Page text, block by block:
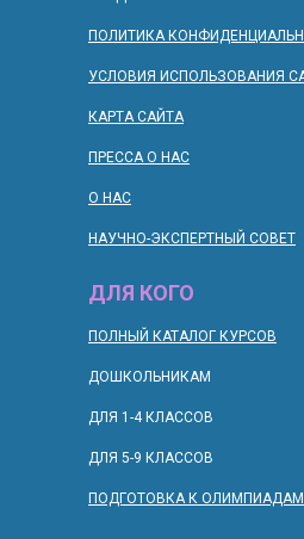
ПОЛИТИКА
УСЛОВИЯ ИСПОЛЬЗОВАНИЯ
КАРТА САЙТА
ПРЕССА О НАС
О НАС
НАУЧНО-ЭКСПЕРТНЫЙ СОВЕТ
ДЛЯ КОГО
ДОШКОЛЬНИКАМ
ПОЛНЫЙ КАТАЛОГ КУРСОВ
ДЛЯ 1-4 КЛАССОВ
ДЛЯ 5-9 КЛАССОВ
ПОДГОТОВКА К ОЛИМПИАДАМ